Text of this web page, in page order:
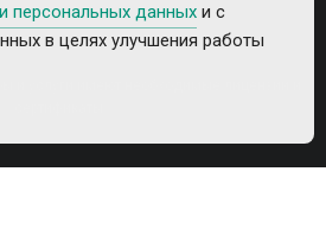
и услуги имеют необходимые лицензии и
персональных данных и с
в целях улучшения работы